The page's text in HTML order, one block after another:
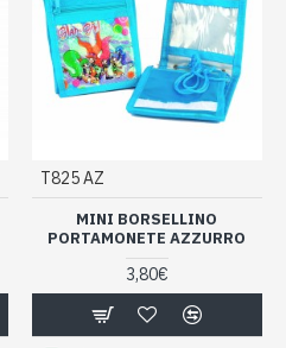
T825 AZ
MINI BORSELLINO
PORTAMONETE AZZURRO
3,80€